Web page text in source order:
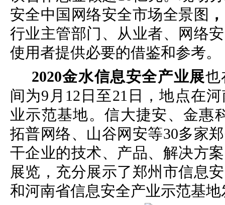
安全中国网络安全市场全景图 ，
行业主管部门、从业者、网络
使用者提供必要的借鉴和参考。
2020金水信息安全产业展也
间为9月12日至21日，地点在
业示范基地。信大捷安、金惠
拓普网络、山谷网安等30多家
干企业的技术、产品、解决方
展览，充分展示了郑州市信息
和河南省信息安全产业示范基